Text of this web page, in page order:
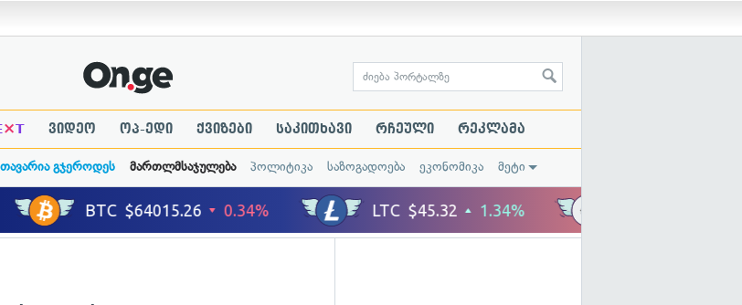
×T ვიდეო ოპ-ედი ქვიზები საკითხავი რჩეული რეკლამა
გჯეროდეს მართლმსაჯულება პოლიტიკა საზოგადოება ეკონომიკა მეტი